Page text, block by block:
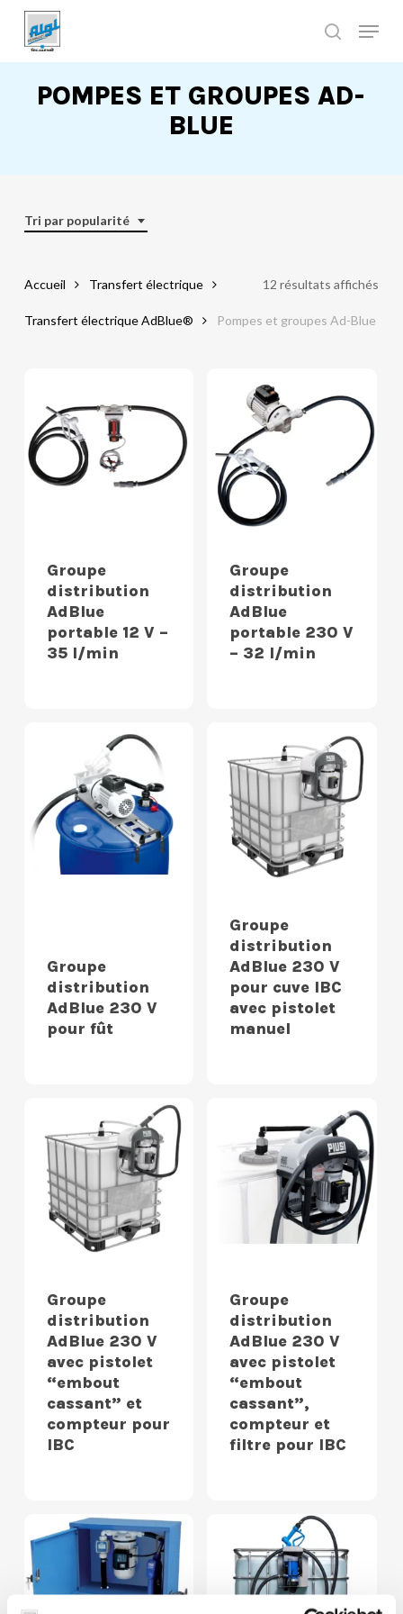
main
POMPES ET GROUPES AD-
BLUE
Tri par popularité
12 résultats affichés
Accueil Transfert électrique
Transfert électrique AdBlue® Pompes et groupes Ad-Blue
Groupe
distribution
AdBlue
portable 12 V –
35 l/min
Groupe
distribution
AdBlue
portable 230 V
– 32 l/min
Groupe
distribution
AdBlue 230 V
pour fût
Groupe
distribution
AdBlue 230 V
pour cuve IBC
avec pistolet
manuel
Groupe
distribution
AdBlue 230 V
avec pistolet
“embout
cassant” et
compteur pour
IBC
Groupe
distribution
AdBlue 230 V
avec pistolet
“embout
cassant”,
compteur et
filtre pour IBC